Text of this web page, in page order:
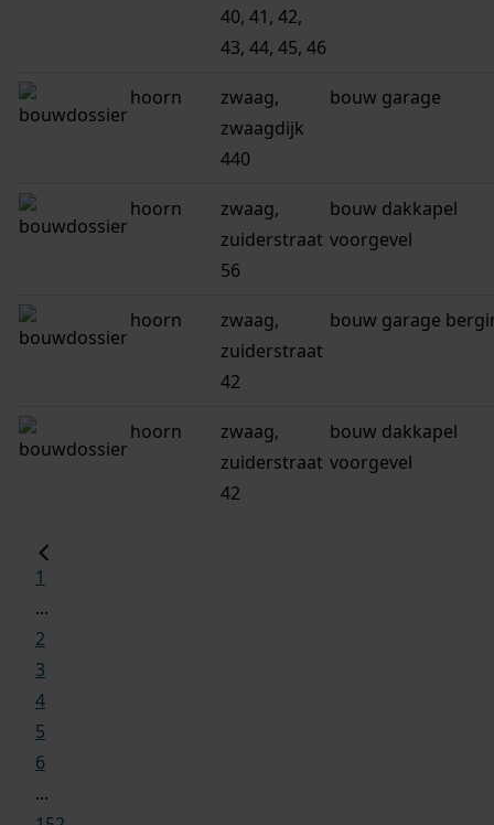
40, 41, 42,
43, 44, 45, 46
hoorn
zwaag,
zwaagdijk
440
bouw garage
hoorn
zwaag,
zuiderstraat
56
bouw dakkapel
voorgevel
hoorn
zwaag,
zuiderstraat
42
bouw garage
hoorn
zwaag,
zuiderstraat
42
bouw dakkapel
voorgevel
1
...
2
3
4
5
6
...